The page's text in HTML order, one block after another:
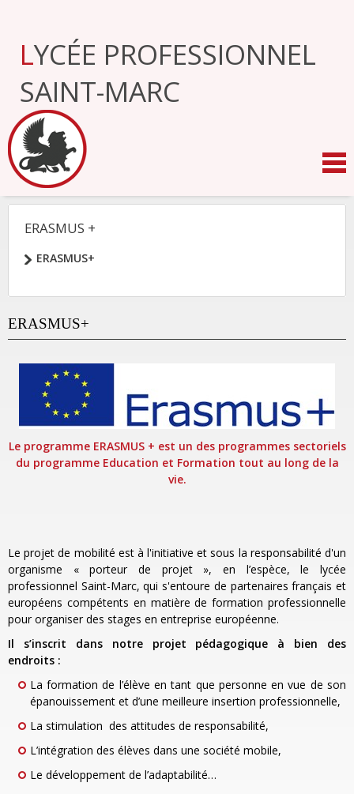
navigation
LYCÉE PROFESSIONNEL
SAINT-MARC
NAVIGATION
ERASMUS +
ERASMUS+
ERASMUS+
Le programme ERASMUS + est un des programmes sectoriels
du programme Education et Formation tout au long de la
vie.
Le projet de mobilité est à l'initiative et sous la responsabilité d'un
organisme « porteur de projet », en l’espèce, le lycée
professionnel Saint-Marc, qui s'entoure de partenaires français et
européens compétents en matière de formation professionnelle
pour organiser des stages en entreprise européenne.
Il s’inscrit dans notre projet pédagogique à bien des
endroits :
La formation de l’élève en tant que personne en vue de son
épanouissement et d’une meilleure insertion professionnelle,
La stimulation des attitudes de responsabilité,
L’intégration des élèves dans une société mobile,
Le développement de l’adaptabilité…